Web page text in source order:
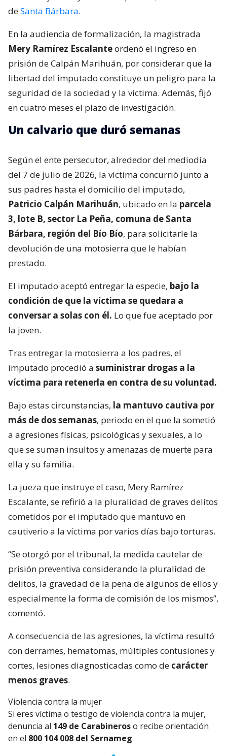
deSanta Bárbara.
En la audiencia de formalización, la magistrada
Mery Ramírez Escalanteordenó el ingreso en
prisión de Calpán Marihuán, por considerar que la
libertad del imputado constituye un peligro para la
seguridad de la sociedad y la víctima. Además, fijó
en cuatro meses el plazo de investigación.
Un calvario que duró semanas
Según el ente persecutor, alrededor del mediodía
del 7 de julio de 2026, la víctima concurrió junto a
sus padres hasta el domicilio del imputado,
Patricio Calpán Marihuán, ubicado en la parcela
3, lote B, sector La Peña, comuna de Santa
Bárbara, región del Bío Bío, para solicitarle la
devolución de una motosierra que le habían
prestado.
El imputado aceptó entregar la especie, bajo la
condición de que la víctima se quedara a
conversar a solas con él. Lo que fue aceptado por
la joven.
Tras entregar la motosierra a los padres, el
imputado procedió a suministrar drogas a la
víctima para retenerla en contra de su voluntad.
Bajo estas circunstancias, la mantuvo cautiva por
más de dos semanas, periodo en el que la sometió
a agresiones físicas, psicológicas y sexuales, a lo
que se suman insultos y amenazas de muerte para
ella y su familia.
La jueza que instruye el caso, Mery Ramírez
Escalante, se refirió a la pluralidad de graves delitos
cometidos por el imputado que mantuvo en
cautiverio a la víctima por varios días bajo torturas.
“Se otorgó por el tribunal, la medida cautelar de
prisión preventiva considerando la pluralidad de
delitos, la gravedad de la pena de algunos de ellos y
especialmente la forma de comisión de los mismos”,
comentó.
A consecuencia de las agresiones, la víctima resultó
con derrames, hematomas, múltiples contusiones y
cortes, lesiones diagnosticadas como de carácter
menos graves.
Violencia contra la mujer
Si eres víctima o testigo de violencia contra la mujer,
denuncia al 149 de Carabineroso recibe orientación
en el 800 104 008 del Sernameg